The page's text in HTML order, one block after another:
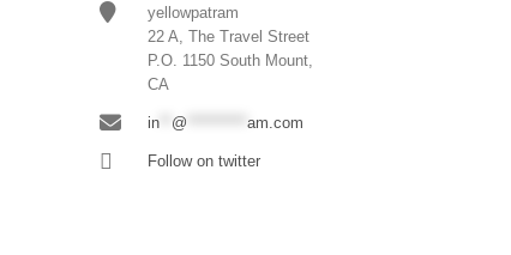
yellowpatram
22 A, The Travel Street
P.O. 1150 South Mount,
CA
in** @ am.com
Follow on twitter